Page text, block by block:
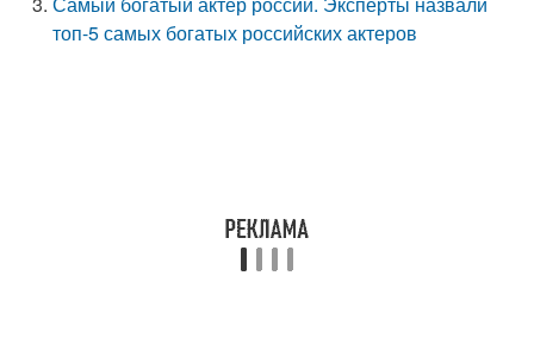
топ-5 самых богатых российских актеров